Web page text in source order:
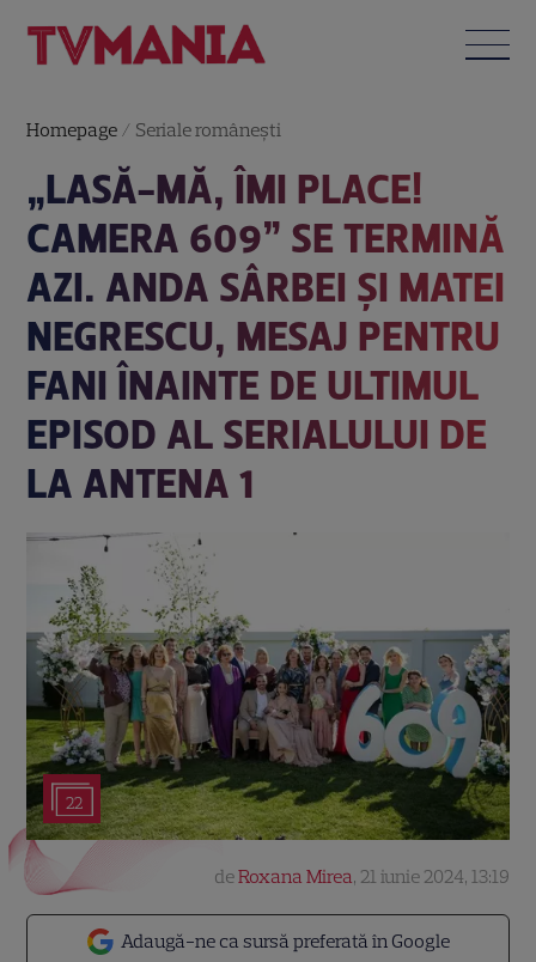
Homepage / Seriale româneşti
„LASĂ-MĂ, ÎMI PLACE!
CAMERA 609” SE TERMINĂ
AZI. ANDA SÂRBEI ȘI MATEI
NEGRESCU, MESAJ PENTRU
FANI ÎNAINTE DE ULTIMUL
EPISOD AL SERIALULUI DE
LA ANTENA 1
22
Adaugă-ne ca sursă preferată în Google
deRoxana Mirea, 21 iunie 2024, 13:19